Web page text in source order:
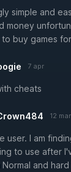
simple and
money
to buy games
7 apr
cheats
12 mar
user. I am
to use after
Normal and